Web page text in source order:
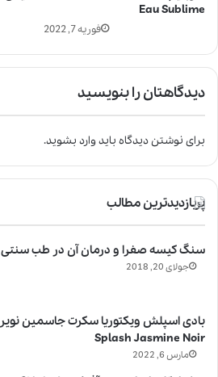
Eau Sublime
فوریه 7, 2022
دیدگاهتان را بنویسید
برای نوشتن دیدگاه بایدوارد بشوید.
پربازدیدترین مطالب
سنگ کیسه صفرا و درمان آن در طب سنتی
جولای 20, 2018
Splash Jasmine Noir
مارس 6, 2022